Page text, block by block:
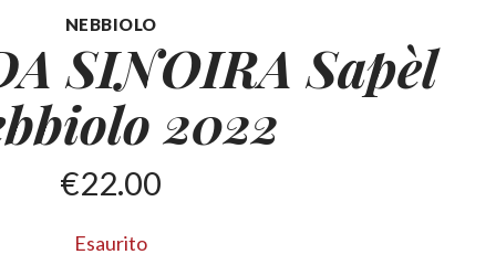
NEBBIOLO
SINOIRA Sapèl
2022
€22.00
Esaurito